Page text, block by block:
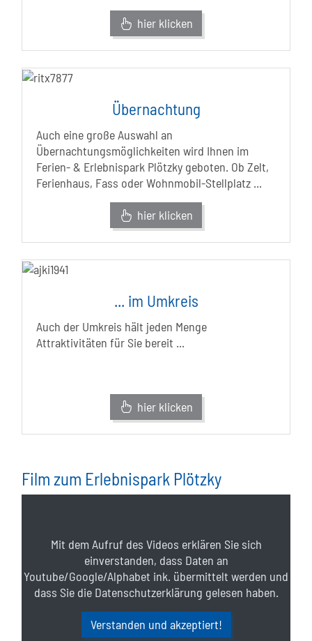
hier klicken
Übernachtung
Auch eine große Auswahl an
Übernachtungsmöglichkeiten wird Ihnen im
Ferien- & Erlebnispark Plötzky geboten. Ob Zelt,
Ferienhaus, Fass oder Wohnmobil-Stellplatz ...
hier klicken
... im Umkreis
Auch der Umkreis hält jeden Menge
Attraktivitäten für Sie bereit ...
hier klicken
Film zum Erlebnispark Plötzky
Mit dem Aufruf des Videos erklären Sie sich
einverstanden, dass Daten an
Youtube/Google/Alphabet ink. übermittelt werden und
dass Sie die Datenschutzerklärung gelesen haben.
Verstanden und akzeptiert!